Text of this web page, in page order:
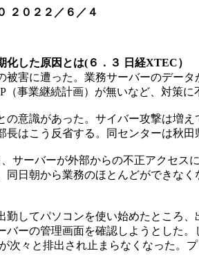
２０２２／６／４
した原因とは(６．３ 日経XTEC）
害に遭った。業務サーバーのデー
事業継続計画）が無いなど、対策
意識があった。サイバー攻撃は増
はこう反省する。同センターは秋
サーバーが外部からの不正アクセ
日朝から業務のほとんどができな
してパソコンを使い始めたところ
ーの管理画面を確認しようとした
次々と排出され止まらなくなった。